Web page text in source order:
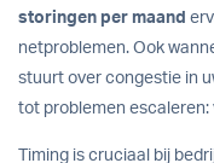
storingen per maand
netproblemen. Ook
stuurt over congestie in
tot problemen escaleren:
Timing is cruciaal bij